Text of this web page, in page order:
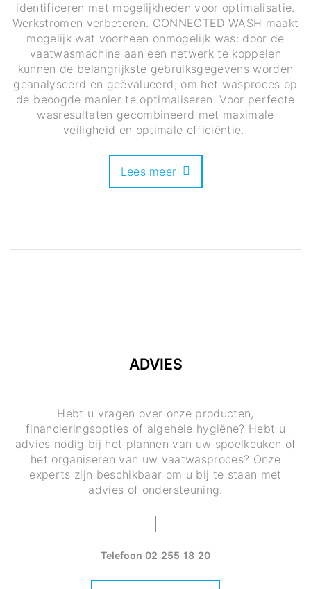
identificeren met mogelijkheden voor optimalisatie.
Werkstromen verbeteren. CONNECTED WASH maakt
mogelijk wat voorheen onmogelijk was: door de
vaatwasmachine aan een netwerk te koppelen
kunnen de belangrijkste gebruiksgegevens worden
geanalyseerd en geëvalueerd; om het wasproces op
de beoogde manier te optimaliseren. Voor perfecte
wasresultaten gecombineerd met maximale
veiligheid en optimale efficiëntie.
Lees meer
ADVIES
Hebt u vragen over onze producten,
financieringsopties of algehele hygiëne? Hebt u
advies nodig bij het plannen van uw spoelkeuken of
het organiseren van uw vaatwasproces? Onze
experts zijn beschikbaar om u bij te staan met
advies of ondersteuning.
Telefoon 02 255 18 20